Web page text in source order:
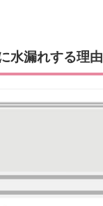
水漏れする理由